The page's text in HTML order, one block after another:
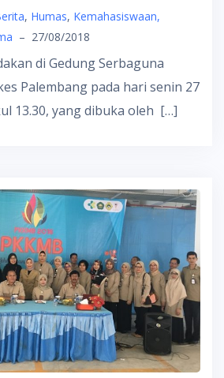
, Humas, Kemahasiswaan,
– 27/08/2018
di Gedung Serbaguna
Palembang pada hari senin 27
13.30, yang dibuka oleh […]